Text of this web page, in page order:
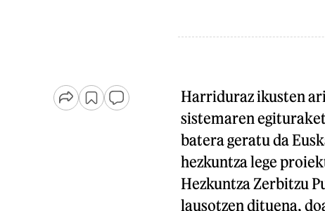
Harriduraz ikusten
sistemaren
batera geratu da
hezkuntza lege
Hezkuntza Zerbitzu
lausotzen dituena,